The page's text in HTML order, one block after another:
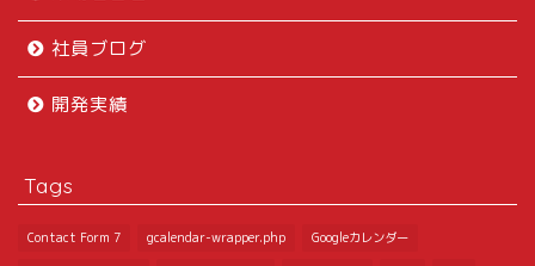
社員ブログ
開発実績
Tags
Contact Form 7 gcalendar-wrapper.php Googleカレンダー